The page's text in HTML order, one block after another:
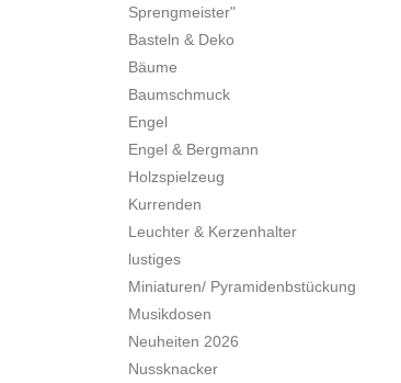
Sprengmeister"
Basteln & Deko
Bäume
Baumschmuck
Engel
Engel & Bergmann
Holzspielzeug
Kurrenden
Leuchter & Kerzenhalter
lustiges
Miniaturen/ Pyramidenbstückung
Musikdosen
Neuheiten 2026
Nussknacker